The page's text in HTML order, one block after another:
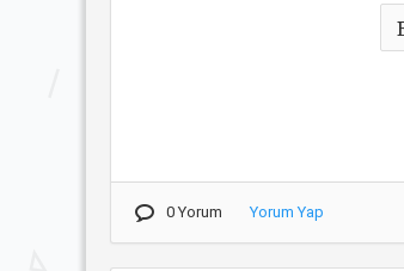
0 Yorum Yorum Yap